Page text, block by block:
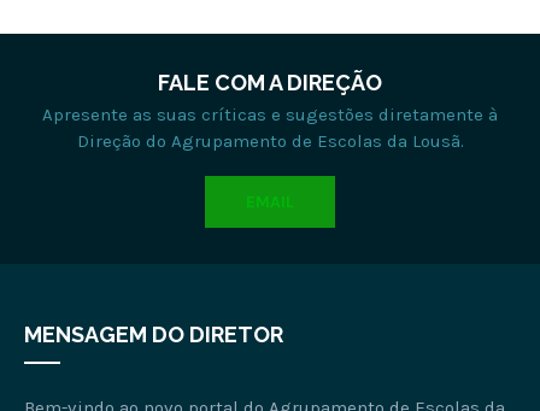
FALE COM A DIREÇÃO
Apresente as suas críticas e sugestões diretamente à
Direção do Agrupamento de Escolas da Lousã.
EMAIL
MENSAGEM DO DIRETOR